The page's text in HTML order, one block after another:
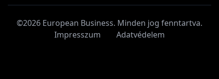
©2026 European Business. Minden jog fenntartva.
Impresszum
Adatvédelem